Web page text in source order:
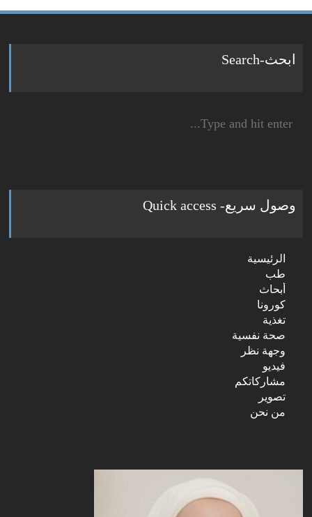
ابحث-Search
for:
وصول سريع- Quick access
الرئيسية
طب
أبحاث
كورونا
تغذية
صحة نفسية
وجهة نظر
فيديو
مشاركاتكم
تصوير
من نحن